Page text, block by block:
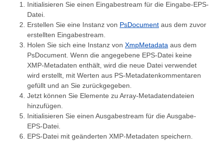
Initialisieren Sie einen Eingabestream für die Eingabe-EPS-
Datei.
Erstellen Sie eine Instanz von PsDocument aus dem zuvor
erstellten Eingabestream.
Holen Sie sich eine Instanz von XmpMetadata aus dem
PsDocument. Wenn die angegebene EPS-Datei keine
XMP-Metadaten enthält, wird die neue Datei verwendet
wird erstellt, mit Werten aus PS-Metadatenkommentaren
gefüllt und an Sie zurückgegeben.
Jetzt können Sie Elemente zu Array-Metadatendateien
hinzufügen.
Initialisieren Sie einen Ausgabestream für die Ausgabe-
EPS-Datei.
EPS-Datei mit geänderten XMP-Metadaten speichern.